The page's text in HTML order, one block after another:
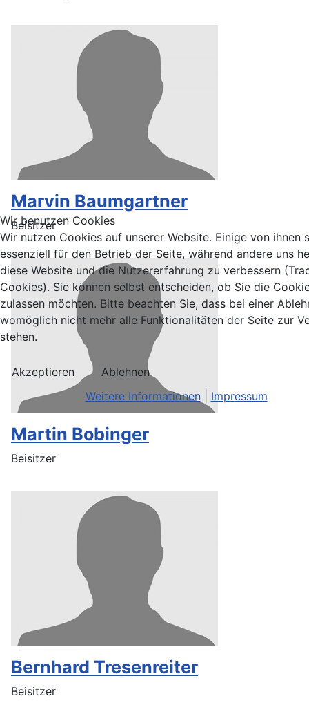
Marvin Baumgartner
Beisitzer
Martin Bobinger
Beisitzer
Bernhard Tresenreiter
Beisitzer
Wir benutzen Cookies
Wir nutzen Cookies auf unserer Website. Einige von ihnen
essenziell für den Betrieb der Seite, während andere uns
diese Website und die Nutzererfahrung zu verbessern
Cookies). Sie können selbst entscheiden, ob Sie die
zulassen möchten. Bitte beachten Sie, dass bei einer
womöglich nicht mehr alle Funktionalitäten der Seite zur
stehen.
Akzeptieren
Ablehnen
Weitere Informationen| Impressum